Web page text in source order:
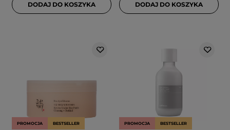
DODAJ DO KOSZYKA DODAJ DO KOSZYKA
PROMOCJA BESTSELLER PROMOCJA BESTSELLER